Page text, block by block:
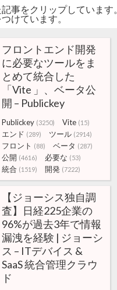
事をクリップしていま
けています。
フロントエンド開発
に必要なツールをま
とめて統合した
「Vite 」、ベータ公
開 – Publickey
Publickey (3250) Vite (15)
エンド (289) ツール (2914)
フロント (88) ベータ (287)
公開 (4616) 必要な (53)
統合 (1519) 開発 (7222)
【ジョーシス独自調
査】日経225企業の
96%が過去3年で情報
漏洩を経験 | ジョーシ
ス – ITデバイス &
SaaS 統合管理クラウ
ド